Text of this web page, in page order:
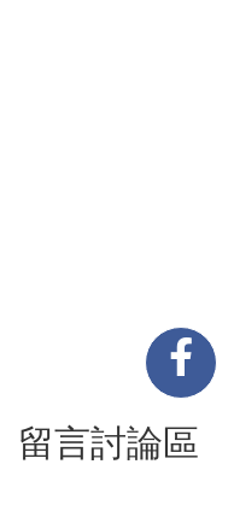
留言討論區